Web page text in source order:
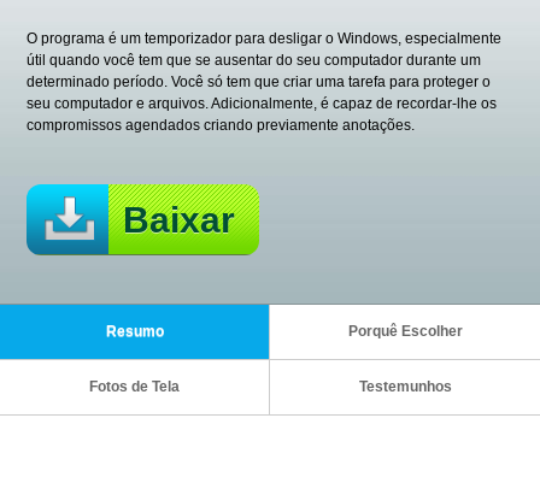
O programa é um temporizador para desligar o Windows, especialmente
útil quando você tem que se ausentar do seu computador durante um
determinado período. Você só tem que criar uma tarefa para proteger o
seu computador e arquivos. Adicionalmente, é capaz de recordar-lhe os
compromissos agendados criando previamente anotações.
Baixar
Resumo Porquê Escolher
Fotos de Tela Testemunhos